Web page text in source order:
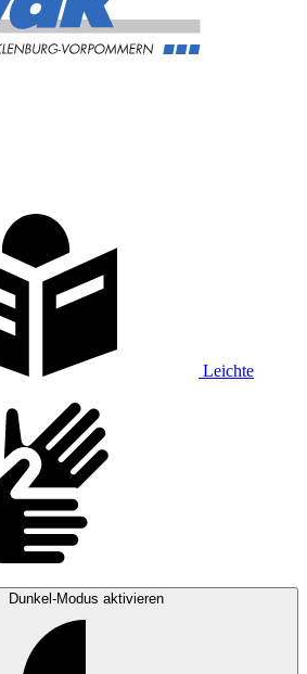
Leichte
Dunkel-Modus aktivieren